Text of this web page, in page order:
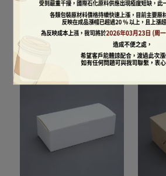
美味漢堡盒｜
125pcs*4pks/箱
NT$2,020
船型